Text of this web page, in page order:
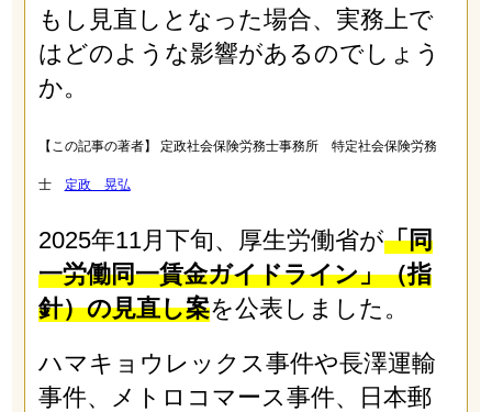
もし見直しとなった場合、実務上で
はどのような影響があるのでしょう
か。
【この記事の著者】 定政社会保険労務士事務所 特定社会保険労務
士 定政 晃弘
2025年11月下旬、厚生労働省が「同
一労働同一賃金ガイドライン」（指
針）の見直し案を公表しました。
ハマキョウレックス事件や長澤運輸
事件、メトロコマース事件、日本郵